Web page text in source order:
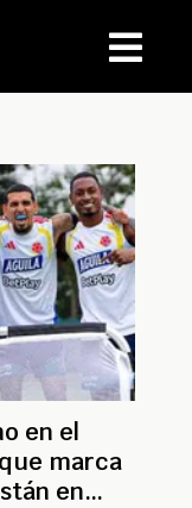
en el
marca
en